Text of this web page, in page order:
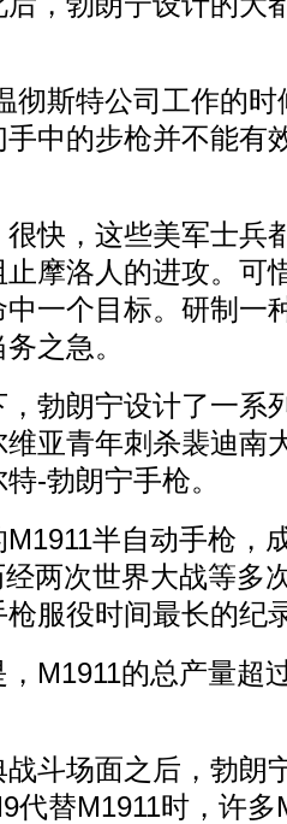
彻斯特公司工作的
中的步枪并不能有
快，这些美军士兵
摩洛人的进攻。可
一个目标。研制一
之急。
勃朗宁设计了一系
亚青年刺杀裴迪南
-勃朗宁手枪。
半自动手枪，
两次世界大战等多
服役时间最长的纪
M1911的总产量超
斗场面之后，勃朗
代替M1911时，许